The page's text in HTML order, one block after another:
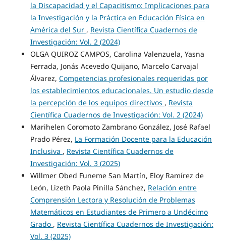
la Discapacidad y el Capacitismo: Implicaciones para
la Investigación y la Práctica en Educación Física en
América del Sur , Revista Científica Cuadernos de
Investigación: Vol. 2 (2024)
OLGA QUIROZ CAMPOS, Carolina Valenzuela, Yasna
Ferrada, Jonás Acevedo Quijano, Marcelo Carvajal
Álvarez, Competencias profesionales requeridas por
los establecimientos educacionales. Un estudio desde
la percepción de los equipos directivos , Revista
Científica Cuadernos de Investigación: Vol. 2 (2024)
Marihelen Coromoto Zambrano González, José Rafael
Prado Pérez, La Formación Docente para la Educación
Inclusiva , Revista Científica Cuadernos de
Investigación: Vol. 3 (2025)
Willmer Obed Funeme San Martín, Eloy Ramírez de
León, Lizeth Paola Pinilla Sánchez, Relación entre
Comprensión Lectora y Resolución de Problemas
Matemáticos en Estudiantes de Primero a Undécimo
Grado , Revista Científica Cuadernos de Investigación:
Vol. 3 (2025)